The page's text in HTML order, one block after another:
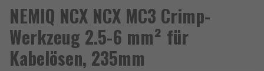
NEMIQ NCX NCX MC3 Crimp-
Werkzeug 2.5-6 mm² für
Kabelösen, 235mm